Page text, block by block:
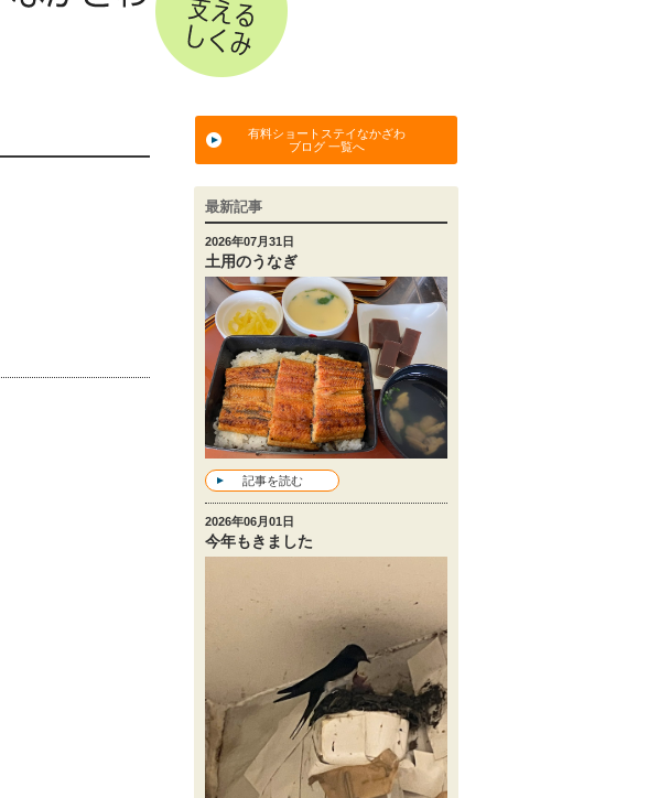
有料ショートステイなかざわ
ブログ 一覧へ
最新記事
2026年07月31日
土用のうなぎ
記事を読む
2026年06月01日
今年もきました